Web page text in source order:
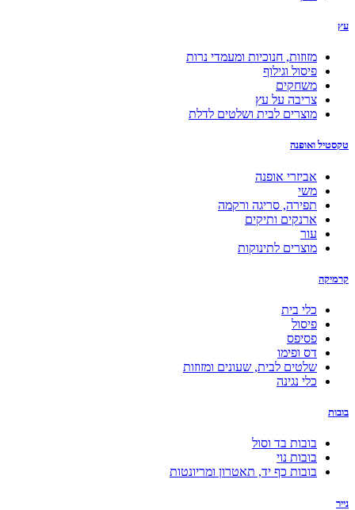
עץ
מזוזות, חנוכיות ומעמדי נרות
פיסול וגילוף
משחקים
צריבה על עץ
מוצרים לבית ושלטים לדלת
טקסטיל ואופנה
אביזרי אופנה
משי
תפירה, סריגה ורקמה
ארנקים ותיקים
עור
מוצרים לתינוקות
קרמיקה
כלי בית
פיסול
פסיפס
דס ופימו
שלטים לבית, שעונים ומזוזות
כלי נגינה
בובות
בובות בד וסול
בובות נוי
בובות כף יד, תאטרון ומריונטות
נייר